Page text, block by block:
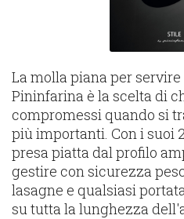
La molla piana per
Pininfarina è la scelta di
compromessi quando si
più importanti. Con i suoi
presa piatta dal profilo
gestire con sicurezza
lasagne e qualsiasi
su tutta la lunghezza